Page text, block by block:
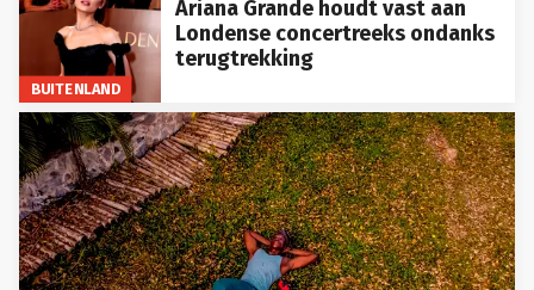
BUITENLAND
Ariana Grande houdt vast aan
Londense concertreeks ondanks
terugtrekking